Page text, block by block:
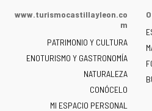
la
de
Castilla
y
León
-
www.turismocastillayleon.co
m
PATRIMONIO Y CULTURA
ENOTURISMO Y GASTRONOMÍA
NATURALEZA
CONÓCELO
MI ESPACIO PERSONAL